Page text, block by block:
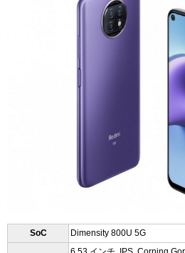
SoC Dimensity 800U 5G